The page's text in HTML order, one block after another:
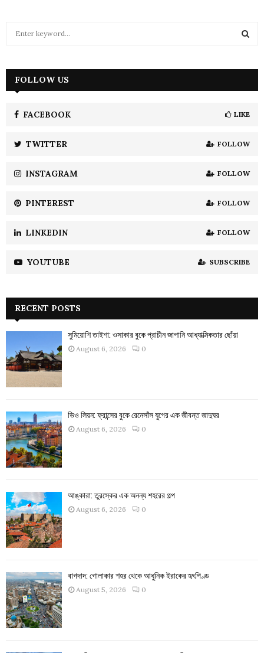
h
H
FOLLOW US
FACEBOOK LIKE
TWITTER FOLLOW
INSTAGRAM FOLLOW
PINTEREST FOLLOW
LINKEDIN FOLLOW
YOUTUBE SUBSCRIBE
RECENT POSTS
সুমিয়োশি তাইশা: ওসাকার বুকে প্রাচীন জাপানি আধ্যাত্মিকতার ছোঁয়া
August 6, 2026 0
ভিও লিয়ন: ফ্রান্সের বুকে রেনেসাঁস যুগের এক জীবন্ত জাদুঘর
August 6, 2026 0
আঙ্কারা: তুরস্কের এক অনন্য শহরের গল্প
August 6, 2026 0
বাগদাদ: গোলাকার শহর থেকে আধুনিক ইরাকের হৃৎপিণ্ড
August 5, 2026 0